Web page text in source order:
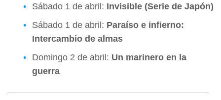
Sábado 1 de abril: Invisible (Serie de Japón)
Sábado 1 de abril: Paraíso e infierno:
Intercambio de almas
Domingo 2 de abril: Un marinero en la
guerra